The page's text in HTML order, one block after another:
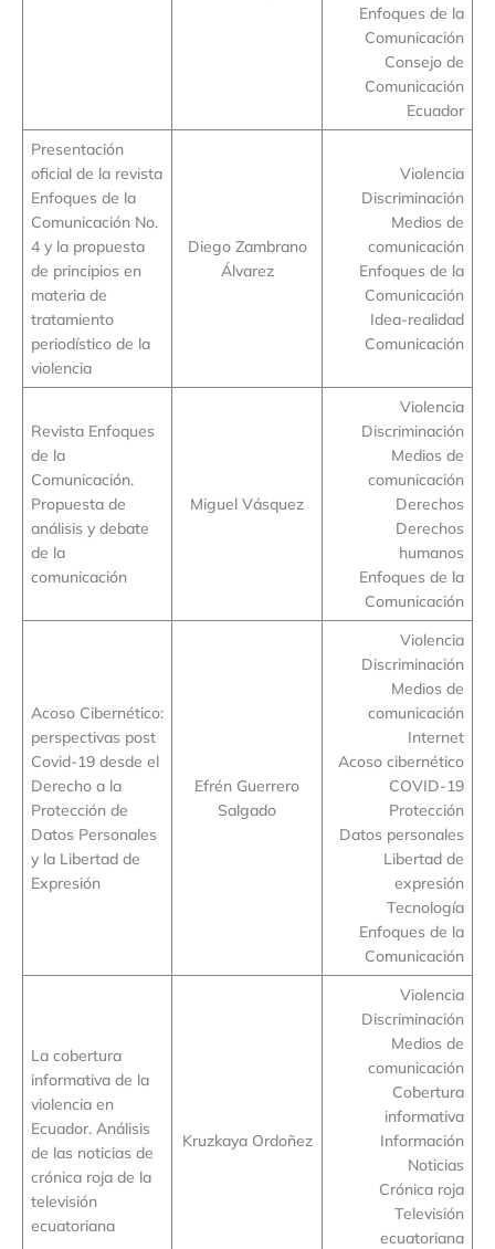
Enfoques de la
Comunicación
Consejo de
Comunicación
Ecuador
Presentación
oficial de la revista
Enfoques de la
Comunicación No.
4 y la propuesta
de principios en
materia de
tratamiento
periodístico de la
violencia
Diego Zambrano
Álvarez
Violencia
Discriminación
Medios de
comunicación
Enfoques de la
Comunicación
Idea-realidad
Comunicación
Revista Enfoques
de la
Comunicación.
Propuesta de
análisis y debate
de la
comunicación
Miguel Vásquez
Violencia
Discriminación
Medios de
comunicación
Derechos
Derechos
humanos
Enfoques de la
Comunicación
Acoso Cibernético:
perspectivas post
Covid-19 desde el
Derecho a la
Protección de
Datos Personales
y la Libertad de
Expresión
Efrén Guerrero
Salgado
Violencia
Discriminación
Medios de
comunicación
Internet
Acoso cibernético
COVID-19
Protección
Datos personales
Libertad de
expresión
Tecnología
Enfoques de la
Comunicación
La cobertura
informativa de la
violencia en
Ecuador. Análisis
de las noticias de
crónica roja de la
televisión
ecuatoriana
Kruzkaya Ordoñez
Violencia
Discriminación
Medios de
comunicación
Cobertura
informativa
Información
Noticias
Crónica roja
Televisión
ecuatoriana